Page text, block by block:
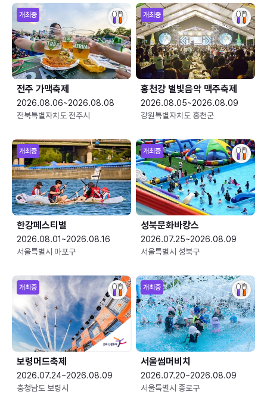
개최중
전주 가맥축제
2026.08.06~2026.08.08
전북특별자치도 전주시
개최중
홍천강 별빛음악 맥주축제
2026.08.05~2026.08.09
강원특별자치도 홍천군
개최중
한강페스티벌
2026.08.01~2026.08.16
서울특별시 마포구
개최중
성북문화바캉스
2026.07.25~2026.08.09
서울특별시 성북구
개최중
보령머드축제
2026.07.24~2026.08.09
충청남도 보령시
개최중
서울썸머비치
2026.07.20~2026.08.09
서울특별시 종로구